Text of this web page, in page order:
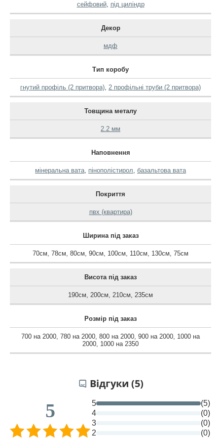
сейфовий, під циліндр
Декор
мдф
Тип коробу
гнутий профіль (2 притвора), 2 профільні труби (2 притвора)
Товщина металу
2.2 мм
Наповнення
мінеральна вата, пінополістирол, базальтова вата
Покриття
пвх (квартира)
Ширина під заказ
70см, 78см, 80см, 90см, 100см, 110см, 130см, 75см
Висота під заказ
190см, 200см, 210см, 235см
Розмір під заказ
700 на 2000, 780 на 2000, 800 на 2000, 900 на 2000, 1000 на
2000, 1000 на 2350
Відгуки (5)
5 5
(5)
4
(0)
3
(0)
2
(0)